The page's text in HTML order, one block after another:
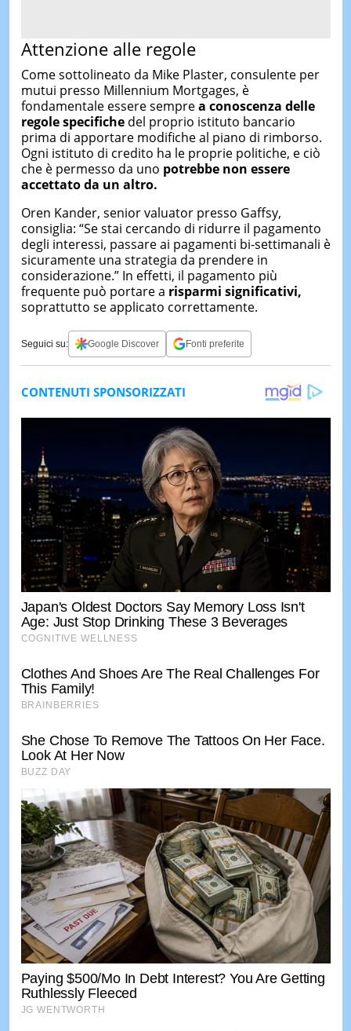
Attenzione alle regole
Come sottolineato da Mike Plaster, consulente per
mutui presso Millennium Mortgages, è
fondamentale essere semprea conoscenza delle
regole specifichedel proprio istituto bancario
prima di apportare modifiche al piano di rimborso.
Ogni istituto di credito ha le proprie politiche, e ciò
che è permesso da uno potrebbe non essere
accettato da un altro.
Oren Kander, senior valuator presso Gaffsy,
consiglia: “Se stai cercando di ridurre il pagamento
degli interessi, passare ai pagamenti bi-settimanali è
sicuramente una strategia da prendere in
considerazione.” In effetti, il pagamento più
frequente può portare a risparmi significativi,
soprattutto se applicato correttamente.
Seguici su: Google Discover Fonti preferite